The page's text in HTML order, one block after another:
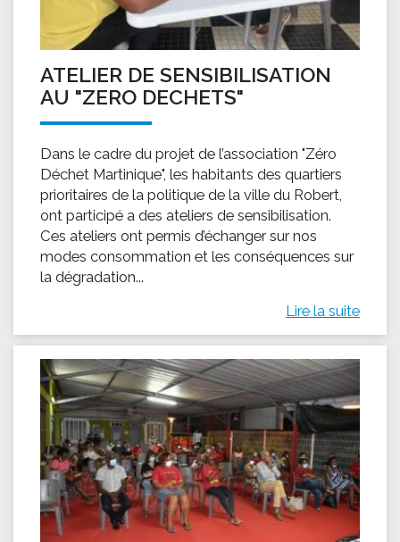
ATELIER DE SENSIBILISATION
AU "ZERO DECHETS"
Dans le cadre du projet de l’association "Zéro
Déchet Martinique", les habitants des quartiers
prioritaires de la politique de la ville du Robert,
ont participé a des ateliers de sensibilisation.
Ces ateliers ont permis d’échanger sur nos
modes consommation et les conséquences sur
la dégradation...
Lire la suite